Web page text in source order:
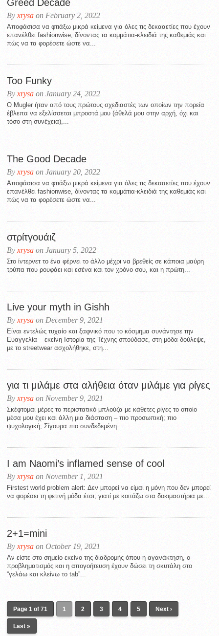
Greed Decade
By xrysa on February 2, 2022
Aποφάσισα να φτιάξω μικρά κείμενα για όλες τις δεκααετίες που έχουν
επανέλθει fashionwise, δίνοντας τα κομμάτια-κλειδιά της καθεμιάς και
πώς να τα φορέσετε ώστε να...
Too Funky
By xrysa on January 24, 2022
Ο Mugler ήταν από τους πρώτους σχεδιαστές των οποίων την πορεία
έβλεπα να εξελίσσεται μπροστά μου (άθελά μου στην αρχή, όχι και
τόσο στη συνέχεια),...
The Good Decade
By xrysa on January 20, 2022
Aποφάσισα να φτιάξω μικρά κείμενα για όλες τις δεκααετίες που έχουν
επανέλθει fashionwise, δίνοντας τα κομμάτια-κλειδιά της καθεμιάς και
πώς να τα φορέσετε ώστε να...
στρίτγουάιζ
By xrysa on January 5, 2022
Στο ίντερνετ το ένα φέρνει το άλλο μέχρι να βρεθείς σε κάποια μαύρη
τρύπα που ρουφάει και εσένα και τον χρόνο σου, και η πρώτη...
Live your myth in Gishh
By xrysa on December 9, 2021
Είναι εντελώς τυχαίο και ξαφνικό που το κόσμημα συνάντησε την
Ευαγγελία – εκείνη Ιστορία της Τέχνης σπούδασε, στη μόδα δούλεψε,
με το streetwear ασχολήθηκε, στη...
για τι μιλάμε στα αλήθεια όταν μιλάμε για ρίγες
By xrysa on November 9, 2021
Σκέφτομαι μέρες το περιστατικό μπλούζα με κάθετες ρίγες το οποίο
μέσα μου έχει και άλλη μια διάσταση – πιο προσωπική; πιο
ψυχολογική; Σίγουρα πιο συνδεδεμένη...
I am Naomi’s inflamed sense of cool
By xrysa on November 1, 2021
Firstest world problem alert: Δεν μπορεί να είμαι η μόνη που δεν μπορεί
να φορέσει τη φετινή μόδα έτσι; γιατί με κοιτάζω στα δοκιμαστήρια με...
2+1=mini
By xrysa on October 19, 2021
Αν είστε στο σημείο εκείνο της διαδρομής όπου η αγανάκτηση, ο
προβληματισμός και η απογοήτευση έχουν δώσει τη σκυτάλη στο
“γελάω και κλείνω το tab”...
Page 1 of 71 1 2 3 4 5 Next ›
Last »